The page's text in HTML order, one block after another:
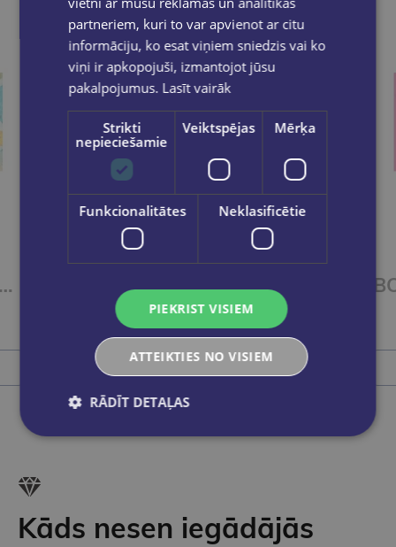
With Us + It Starts with Us
Izdevīgi
BOOK SET OF 2 Titles: Alchemy of Secrets + Wild Reverence
€37.80
Kāds nesen iegādājās
partneriem, kuri to var apvienot ar citu
informāciju, ko esat viņiem sniedzis vai ko
viņi ir apkopojuši, izmantojot jūsu
pakalpojumus. Lasīt vairāk
Strikti
nepieciešamie
Veiktspējas Mērķa
Funkcionalitātes Neklasificētie
PIEKRIST VISIEM
ATTEIKTIES NO VISIEM
RĀDĪT DETAĻAS